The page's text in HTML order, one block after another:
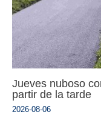
Jueves nuboso
partir de la tarde
2026-08-06